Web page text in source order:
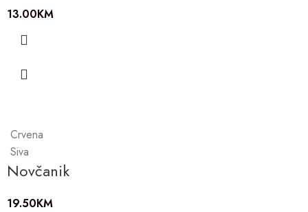
13.00KM
Crvena
Siva
Novčanik
19.50KM